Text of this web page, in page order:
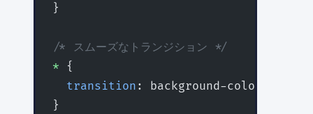
}
/* スムーズなトランジション */
* {
  transition
: background-color
}